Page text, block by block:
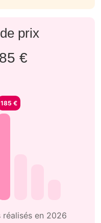
prix
€
185 €
en 2026